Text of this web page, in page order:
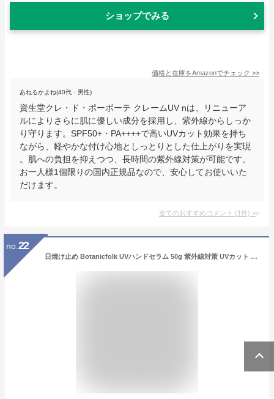
ショップでみる
価格と在庫をAmazonでチェック >>
あねるかよね(40代・男性)
資生堂クレ・ド・ポーボーテ クレームUV nは、リニューア
ルによりさらに肌に優しい成分を採用し、紫外線からしっか
り守ります。SPF50+・PA++++で高いUVカット効果を持ち
ながら、軽やかな付け心地としっとりとした仕上がりを実現
。肌への負担を抑えつつ、長時間の紫外線対策が可能です。
お一人様1個限りの国内正規品なので、安心してお使いいた
だけます。
全てのおすすめコメント (1件) >
no. 22
日焼け止め Botanicfolk UVハンドセラム 50g 紫外線対策 UVカット プロテオグリカン 手肌ケア (オーブシトラス)